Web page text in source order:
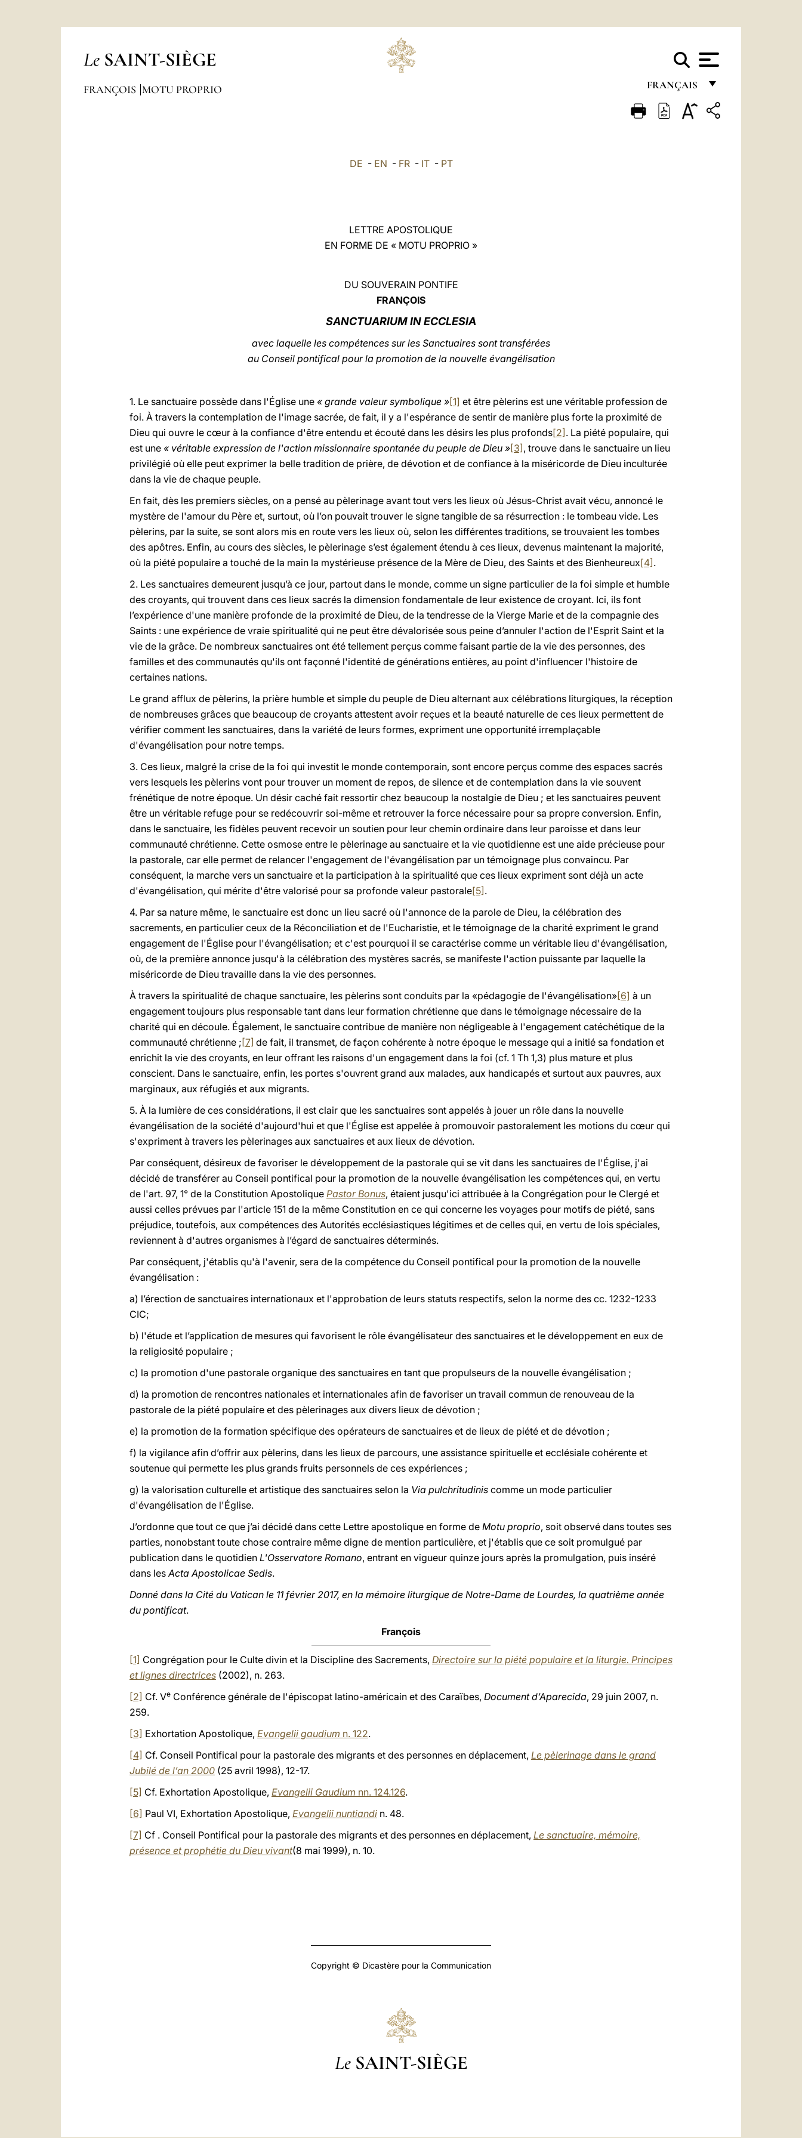
Le SAINT-SIÈGE
FRANÇAIS
FRANÇAIS
FRANÇOIS MOTU PROPRIO
DE - EN - FR- IT- PT
LETTRE APOSTOLIQUE
EN FORME DE « MOTU PROPRIO »
DU SOUVERAIN PONTIFE
FRANÇOIS
SANCTUARIUM IN ECCLESIA
avec laquelle les compétences sur les Sanctuaires sont transférées
au Conseil pontifical pour la promotion de la nouvelle évangélisation
1. Le sanctuaire possède dans l'Église une « grande valeur symbolique »[1] et être pèlerins est une véritable profession de
foi. À travers la contemplation de l'image sacrée, de fait, il y a l'espérance de sentir de manière plus forte la proximité de
Dieu qui ouvre le cœur à la confiance d'être entendu et écouté dans les désirs les plus profonds[2] . La piété populaire, qui
est une « véritable expression de l'action missionnaire spontanée du peuple de Dieu »[3] , trouve dans le sanctuaire un lieu
privilégié où elle peut exprimer la belle tradition de prière, de dévotion et de confiance à la miséricorde de Dieu inculturée
dans la vie de chaque peuple.
En fait, dès les premiers siècles, on a pensé au pèlerinage avant tout vers les lieux où Jésus-Christ avait vécu, annoncé le
mystère de l'amour du Père et, surtout, où l’on pouvait trouver le signe tangible de sa résurrection : le tombeau vide. Les
pèlerins, par la suite, se sont alors mis en route vers les lieux où, selon les différentes traditions, se trouvaient les tombes
des apôtres. Enfin, au cours des siècles, le pèlerinage s’est également étendu à ces lieux, devenus maintenant la majorité,
où la piété populaire a touché de la main la mystérieuse présence de la Mère de Dieu, des Saints et des Bienheureux[4] .
2. Les sanctuaires demeurent jusqu’à ce jour, partout dans le monde, comme un signe particulier de la foi simple et humble
des croyants, qui trouvent dans ces lieux sacrés la dimension fondamentale de leur existence de croyant. Ici, ils font
l’expérience d'une manière profonde de la proximité de Dieu, de la tendresse de la Vierge Marie et de la compagnie des
Saints : une expérience de vraie spiritualité qui ne peut être dévalorisée sous peine d’annuler l'action de l'Esprit Saint et la
vie de la grâce. De nombreux sanctuaires ont été tellement perçus comme faisant partie de la vie des personnes, des
familles et des communautés qu'ils ont façonné l'identité de générations entières, au point d'influencer l'histoire de
certaines nations.
Le grand afflux de pèlerins, la prière humble et simple du peuple de Dieu alternant aux célébrations liturgiques, la réception
de nombreuses grâces que beaucoup de croyants attestent avoir reçues et la beauté naturelle de ces lieux permettent de
vérifier comment les sanctuaires, dans la variété de leurs formes, expriment une opportunité irremplaçable
d'évangélisation pour notre temps.
3. Ces lieux, malgré la crise de la foi qui investit le monde contemporain, sont encore perçus comme des espaces sacrés
vers lesquels les pèlerins vont pour trouver un moment de repos, de silence et de contemplation dans la vie souvent
frénétique de notre époque. Un désir caché fait ressortir chez beaucoup la nostalgie de Dieu ; et les sanctuaires peuvent
être un véritable refuge pour se redécouvrir soi-même et retrouver la force nécessaire pour sa propre conversion. Enfin,
dans le sanctuaire, les fidèles peuvent recevoir un soutien pour leur chemin ordinaire dans leur paroisse et dans leur
communauté chrétienne. Cette osmose entre le pèlerinage au sanctuaire et la vie quotidienne est une aide précieuse pour
la pastorale, car elle permet de relancer l'engagement de l'évangélisation par un témoignage plus convaincu. Par
conséquent, la marche vers un sanctuaire et la participation à la spiritualité que ces lieux expriment sont déjà un acte
d'évangélisation, qui mérite d'être valorisé pour sa profonde valeur pastorale[5] .
4. Par sa nature même, le sanctuaire est donc un lieu sacré où l'annonce de la parole de Dieu, la célébration des
sacrements, en particulier ceux de la Réconciliation et de l'Eucharistie, et le témoignage de la charité expriment le grand
engagement de l'Église pour l'évangélisation; et c'est pourquoi il se caractérise comme un véritable lieu d'évangélisation,
où, de la première annonce jusqu'à la célébration des mystères sacrés, se manifeste l'action puissante par laquelle la
miséricorde de Dieu travaille dans la vie des personnes.
À travers la spiritualité de chaque sanctuaire, les pèlerins sont conduits par la «pédagogie de l'évangélisation»[6] à un
engagement toujours plus responsable tant dans leur formation chrétienne que dans le témoignage nécessaire de la
charité qui en découle. Également, le sanctuaire contribue de manière non négligeable à l'engagement catéchétique de la
communauté chrétienne ; [7] de fait, il transmet, de façon cohérente à notre époque le message qui a initié sa fondation et
enrichit la vie des croyants, en leur offrant les raisons d'un engagement dans la foi (cf. 1 Th 1,3) plus mature et plus
conscient. Dans le sanctuaire, enfin, les portes s'ouvrent grand aux malades, aux handicapés et surtout aux pauvres, aux
marginaux, aux réfugiés et aux migrants.
5. À la lumière de ces considérations, il est clair que les sanctuaires sont appelés à jouer un rôle dans la nouvelle
évangélisation de la société d'aujourd'hui et que l'Église est appelée à promouvoir pastoralement les motions du cœur qui
s'expriment à travers les pèlerinages aux sanctuaires et aux lieux de dévotion.
Par conséquent, désireux de favoriser le développement de la pastorale qui se vit dans les sanctuaires de l'Église, j'ai
décidé de transférer au Conseil pontifical pour la promotion de la nouvelle évangélisation les compétences qui, en vertu
de l'art. 97, 1° de la Constitution Apostolique Pastor Bonus, étaient jusqu'ici attribuée à la Congrégation pour le Clergé et
aussi celles prévues par l'article 151 de la même Constitution en ce qui concerne les voyages pour motifs de piété, sans
préjudice, toutefois, aux compétences des Autorités ecclésiastiques légitimes et de celles qui, en vertu de lois spéciales,
reviennent à d'autres organismes à l’égard de sanctuaires déterminés.
Par conséquent, j'établis qu'à l'avenir, sera de la compétence du Conseil pontifical pour la promotion de la nouvelle
évangélisation :
a) l’érection de sanctuaires internationaux et l'approbation de leurs statuts respectifs, selon la norme des cc. 1232-1233
CIC;
b) l'étude et l’application de mesures qui favorisent le rôle évangélisateur des sanctuaires et le développement en eux de
la religiosité populaire ;
c) la promotion d'une pastorale organique des sanctuaires en tant que propulseurs de la nouvelle évangélisation ;
d) la promotion de rencontres nationales et internationales afin de favoriser un travail commun de renouveau de la
pastorale de la piété populaire et des pèlerinages aux divers lieux de dévotion ;
e) la promotion de la formation spécifique des opérateurs de sanctuaires et de lieux de piété et de dévotion ;
f) la vigilance afin d’offrir aux pèlerins, dans les lieux de parcours, une assistance spirituelle et ecclésiale cohérente et
soutenue qui permette les plus grands fruits personnels de ces expériences ;
g) la valorisation culturelle et artistique des sanctuaires selon la Via pulchritudinis comme un mode particulier
d'évangélisation de l'Église.
J’ordonne que tout ce que j’ai décidé dans cette Lettre apostolique en forme de Motu proprio, soit observé dans toutes ses
parties, nonobstant toute chose contraire même digne de mention particulière, et j'établis que ce soit promulgué par
publication dans le quotidien L'Osservatore Romano, entrant en vigueur quinze jours après la promulgation, puis inséré
dans lesActa Apostolicae Sedis.
Donné dans la Cité du Vatican le 11 février 2017, en la mémoire liturgique de Notre-Dame de Lourdes, la quatrième année
du pontificat.
François
[1] Congrégation pour le Culte divin et la Discipline des Sacrements, Directoire sur la piété populaire et la liturgie. Principes
et lignes directrices (2002), n. 263.
[2] Cf. Ve Conférence générale de l'épiscopat latino-américain et des Caraïbes, Document d’Aparecida, 29 juin 2007, n.
259.
[3] Exhortation Apostolique, Evangelii gaudium n. 122.
[4] Cf. Conseil Pontifical pour la pastorale des migrants et des personnes en déplacement, Le pèlerinage dans le grand
Jubilé de l’an 2000 (25 avril 1998), 12-17.
[5] Cf. Exhortation Apostolique, Evangelii Gaudium nn. 124.126.
[6] Paul VI, Exhortation Apostolique, Evangelii nuntiandi n. 48.
[7] Cf . Conseil Pontifical pour la pastorale des migrants et des personnes en déplacement, Le sanctuaire, mémoire,
présence et prophétie du Dieu vivant(8 mai 1999), n. 10.
Copyright © Dicastère pour la Communication
Le SAINT-SIÈGE